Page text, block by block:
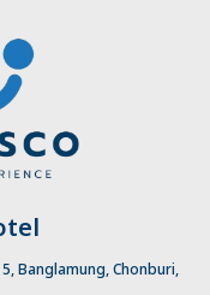
Banglamung, Chonburi,